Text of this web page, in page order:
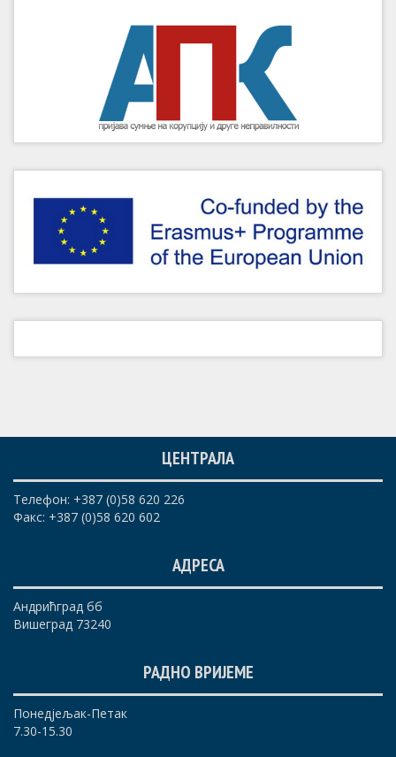
ЦЕНТРАЛА
Телефон: +387 (0)58 620 226
Факс: +387 (0)58 620 602
АДРЕСА
Андрићград бб
Вишеград 73240
РАДНО ВРИЈЕМЕ
Понедјељак-Петак
7.30-15.30